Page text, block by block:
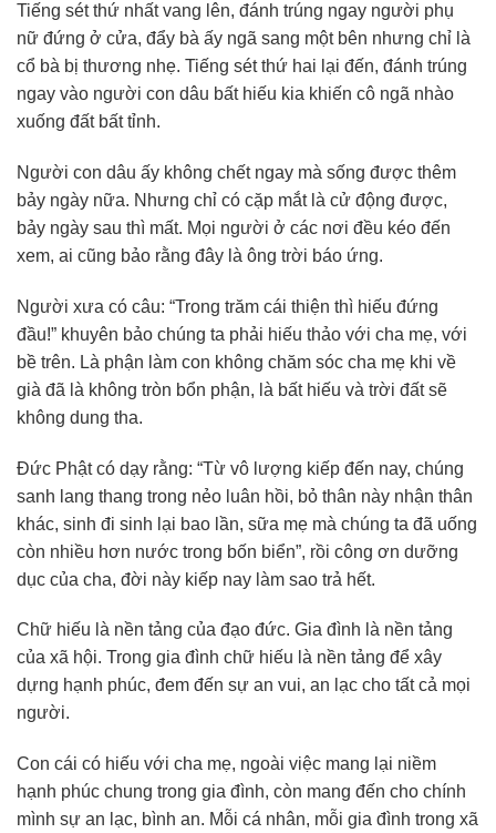
Tiếng sét thứ nhất vang lên, đánh trúng ngay người phụ
nữ đứng ở cửa, đẩy bà ấy ngã sang một bên nhưng chỉ là
cổ bà bị thương nhẹ. Tiếng sét thứ hai lại đến, đánh trúng
ngay vào người con dâu bất hiếu kia khiến cô ngã nhào
xuống đất bất tỉnh.
Người con dâu ấy không chết ngay mà sống được thêm
bảy ngày nữa. Nhưng chỉ có cặp mắt là cử động được,
bảy ngày sau thì mất. Mọi người ở các nơi đều kéo đến
xem, ai cũng bảo rằng đây là ông trời báo ứng.
Người xưa có câu: “Trong trăm cái thiện thì hiếu đứng
đầu!” khuyên bảo chúng ta phải hiếu thảo với cha mẹ, với
bề trên. Là phận làm con không chăm sóc cha mẹ khi về
già đã là không tròn bổn phận, là bất hiếu và trời đất sẽ
không dung tha.
Đức Phật có dạy rằng: “Từ vô lượng kiếp đến nay, chúng
sanh lang thang trong nẻo luân hồi, bỏ thân này nhận thân
khác, sinh đi sinh lại bao lần, sữa mẹ mà chúng ta đã uống
còn nhiều hơn nước trong bốn biển”, rồi công ơn dưỡng
dục của cha, đời này kiếp nay làm sao trả hết.
Chữ hiếu là nền tảng của đạo đức. Gia đình là nền tảng
của xã hội. Trong gia đình chữ hiếu là nền tảng để xây
dựng hạnh phúc, đem đến sự an vui, an lạc cho tất cả mọi
người.
Con cái có hiếu với cha mẹ, ngoài việc mang lại niềm
hạnh phúc chung trong gia đình, còn mang đến cho chính
mình sự an lạc, bình an. Mỗi cá nhân, mỗi gia đình trong xã